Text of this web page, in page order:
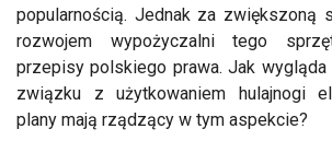
popularnością. Jednak za zwiększoną
rozwojem wypożyczalni tego
przepisy polskiego prawa. Jak wygląda
związku z użytkowaniem hulajnogi
plany mają rządzący w tym aspekcie?